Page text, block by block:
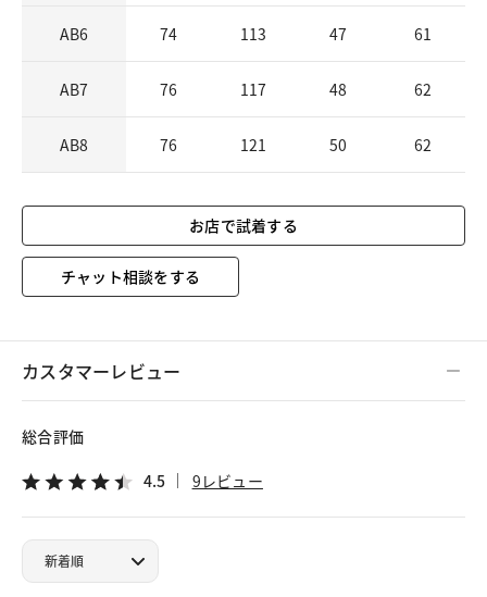
AB6 74 113 47 61
AB7 76 117 48 62
AB8 76 121 50 62
お店で試着する
チャット相談をする
カスタマーレビュー
総合評価
4.5 9レビュー